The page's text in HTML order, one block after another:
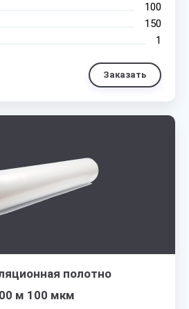
100
150
1
Заказать
полотно
м 100 мкм